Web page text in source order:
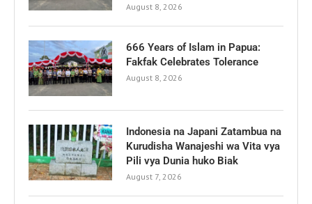
August 8, 2026
666 Years of Islam in Papua:
Fakfak Celebrates Tolerance
August 8, 2026
Indonesia na Japani Zatambua na
Kurudisha Wanajeshi wa Vita vya
Pili vya Dunia huko Biak
August 7, 2026